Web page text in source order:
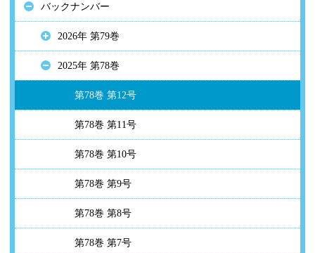
バックナンバー
2026年 第79巻
2025年 第78巻
第78巻 第12号
第78巻 第11号
第78巻 第10号
第78巻 第9号
第78巻 第8号
第78巻 第7号